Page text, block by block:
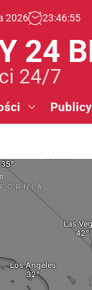
2026 23:46:55
24
24/7